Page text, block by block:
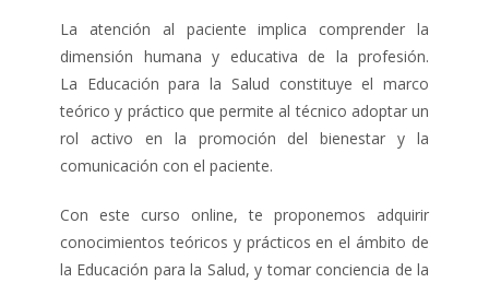
La atención al paciente implica comprender la
dimensión humana y educativa de la profesión.
La Educación para la Salud constituye el marco
teórico y práctico que permite al técnico adoptar un
rol activo en la promoción del bienestar y la
comunicación con el paciente.
Con este curso online, te proponemos adquirir
conocimientos teóricos y prácticos en el ámbito de
la Educación para la Salud, y tomar conciencia de la